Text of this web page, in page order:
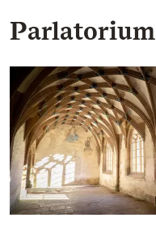
Parlatorium